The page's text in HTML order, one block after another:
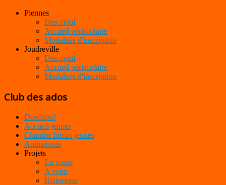
Piennes
Descriptif
Accueil périscolaire
Modalités d'inscription
Joudreville
Descriptif
Accueil périscolaire
Modalités d'inscription
Club des ados
Descriptif
Accueil jeunes
Chantier loisirs jeunes
Animations
Projets
En cours
A venir
Historique